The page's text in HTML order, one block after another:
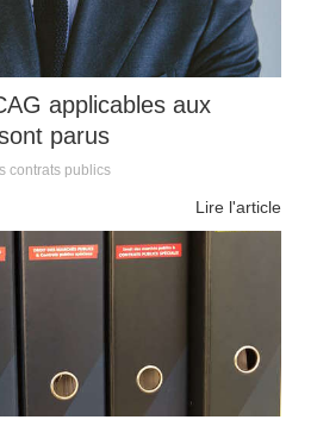
applicables aux
parus
contrats publics
Lire l'article